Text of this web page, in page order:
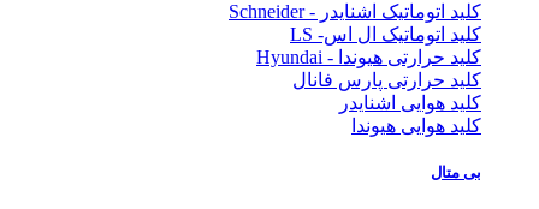
کلید اتوماتیک اشنایدر - Schneider
کلید اتوماتیک ال اس- LS
کلید حرارتی هیوندا - Hyundai
کلید حرارتی پارس فانال
کلید هوایی اشنایدر
کلید هوایی هیوندا
بی متال